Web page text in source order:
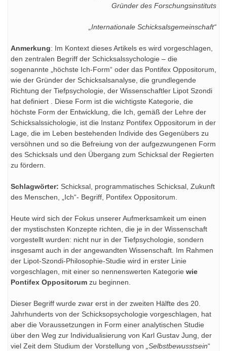
Gründer des Forschungsinstituts
„Internationale Schicksalsgemeinschaft“
Anmerkung: Im Kontext dieses Artikels es wird vorgeschlagen,
den zentralen Begriff der Schicksalssychologie – die
sogenannte „höchste Ich-Form“ oder das Pontifex Oppositorum,
wie der Gründer der Schicksalsanalyse, die grundlegende
Richtung der Tiefpsychologie, der Wissenschaftler Lipot Szondi
hat definiert . Diese Form ist die wichtigste Kategorie, die
höchste Form der Entwicklung, die Ich, gemäß der Lehre der
Schicksalssichologie, ist die Instanz Pontifex Oppositorum in der
Lage, die im Leben bestehenden Individe des Gegenübers zu
versöhnen und so die Befreiung von der aufgezwungenen Form
des Schicksals und den Übergang zum Schicksal der Regierten
zu fördern.
Schlagwörter: Schicksal, programmatisches Schicksal, Zukunft
des Menschen, „Ich“- Begriff, Pontifex Oppositorum.
Heute wird sich der Fokus unserer Aufmerksamkeit um einen
der mystischsten Konzepte richten, die je in der Wissenschaft
vorgestellt wurden: nicht nur in der Tiefpsychologie, sondern
insgesamt auch in der angewandten Wissenschaft. Im Rahmen
der Lipot-Szondi-Philosophie-Studie wird in erster Linie
vorgeschlagen, mit einer so nennenswerten Kategorie wie
Pontifex Oppositorum zu beginnen.
Dieser Begriff wurde zwar erst in der zweiten Hälfte des 20.
Jahrhunderts von der Schicksopsychologie vorgeschlagen, hat
aber die Voraussetzungen in Form einer analytischen Studie
über den Weg zur Individualisierung von Karl Gustav Jung, der
viel Zeit dem Studium der Vorstellung von „Selbstbewusstsein“